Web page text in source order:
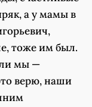
а у мамы в
тоже им был.
мы —
верю, наши